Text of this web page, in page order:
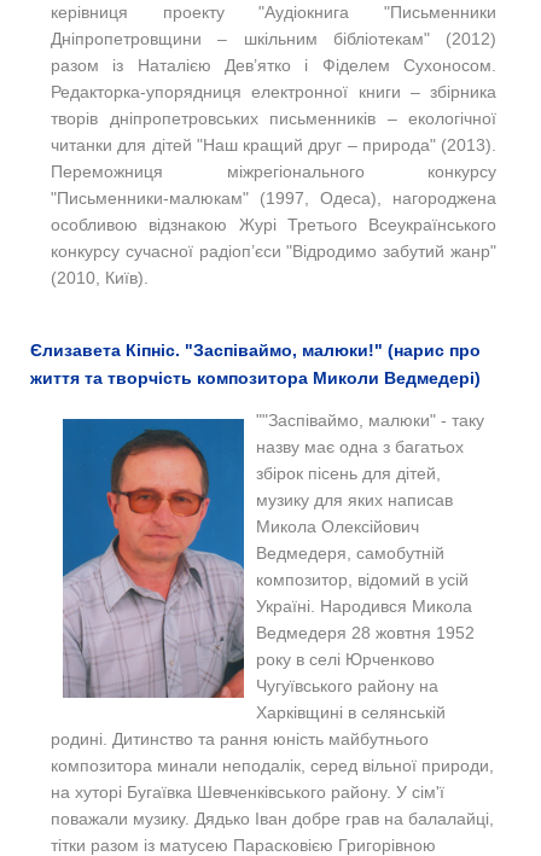
керівниця проекту "Аудіокнига "Письменники
Дніпропетровщини – шкільним бібліотекам" (2012)
разом із Наталією Дев’ятко і Фіделем Сухоносом.
Редакторка-упорядниця електронної книги – збірника
творів дніпропетровських письменників – екологічної
читанки для дітей "Наш кращий друг – природа" (2013).
Переможниця міжрегіонального конкурсу
"Письменники-малюкам" (1997, Одеса), нагороджена
особливою відзнакою Журі Третього Всеукраїнського
конкурсу сучасної радіоп’єси "Відродимо забутий жанр"
(2010, Київ).
Єлизавета Кіпніс. "Заспіваймо, малюки!" (нарис про
життя та творчість композитора Миколи Ведмедері)
""Заспіваймо, малюки" - таку
назву має одна з багатьох
збірок пісень для дітей,
музику для яких написав
Микола Олексійович
Ведмедеря, самобутній
композитор, відомий в усій
Україні. Народився Микола
Ведмедеря 28 жовтня 1952
року в селі Юрченково
Чугуївського району на
Харківщині в селянській
родині. Дитинство та рання юність майбутнього
композитора минали неподалік, серед вільної природи,
на хуторі Бугаївка Шевченківського району. У сім'ї
поважали музику. Дядько Іван добре грав на балалайці,
тітки разом із матусею Парасковією Григорівною